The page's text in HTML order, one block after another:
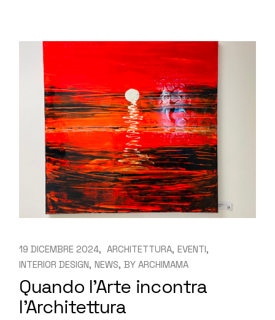
19 DICEMBRE 2024 ARCHITETTURA EVENTI
INTERIOR DESIGN NEWS BY ARCHIMAMA
Quando l’Arte incontra
l’Architettura